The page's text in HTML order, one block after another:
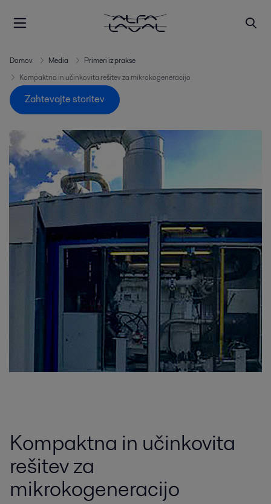
Domov Media
Primeri iz prakse
Kompaktna in učinkovita rešitev za mikrokogeneracijo
Zahtevajte storitev
Kompaktna in učinkovita
rešitev za
mikrokogeneracijo